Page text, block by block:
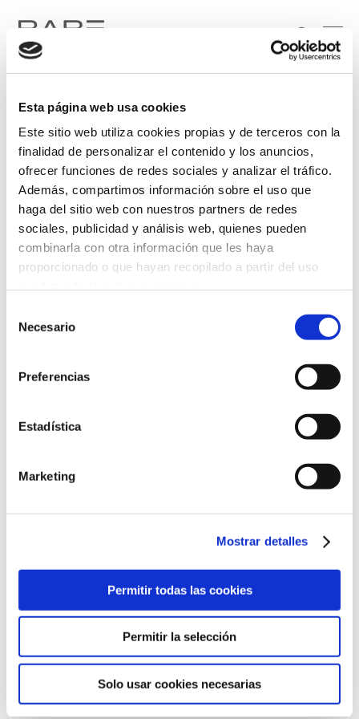
Esta página web usa cookies
Este sitio web utiliza cookies propias y de terceros con la
finalidad de personalizar el contenido y los anuncios,
ofrecer funciones de redes sociales y analizar el tráfico.
Además, compartimos información sobre el uso que
haga del sitio web con nuestros partners de redes
sociales, publicidad y análisis web, quienes pueden
combinarla con otra información que les haya
proporcionado o que hayan recopilado a partir del uso
Más información
Necesario
Preferencias
Estadística
Marketing
Mostrar detalles
Permitir todas las cookies
Permitir la selección
Solo usar cookies necesarias
Soy particular Soy profesional
He leído y acepto el tratamiento de mis datos personales, de conformidad con lo
dispuesto en laPolítica de Privacidad.
Ronda de Guglielmo Marconi, 13
46980 Paterna, Valencia
AVISO LEGAL
POLÍTICA DE CALIDAD
POLÍTICA DE PRIVACIDAD
POLÍTICA DE COOKIES